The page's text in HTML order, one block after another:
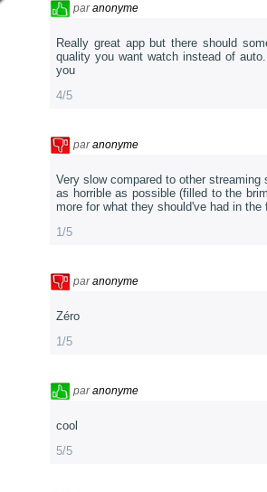
paranonyme
Really great app but there should
quality you want watch instead of
you
4/5
paranonyme
Very slow compared to other
as horrible as possible (filled to the
more for what they should've had in
1/5
paranonyme
Zéro
1/5
paranonyme
cool
5/5